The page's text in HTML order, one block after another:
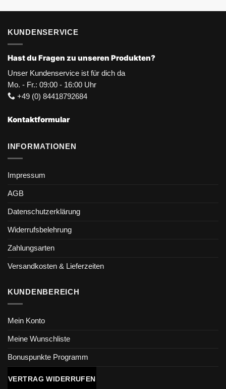
KUNDENSERVICE
Hast du Fragen zu unseren Produkten?
Unser Kundenservice ist für dich da
Mo. - Fr.: 09:00 - 16:00 Uhr
+49 (0) 84418792684
Kontaktformular
INFORMATIONEN
Impressum
AGB
Datenschutzerklärung
Widerrufsbelehrung
Zahlungsarten
Versandkosten & Lieferzeiten
KUNDENBEREICH
Mein Konto
Meine Wunschliste
Bonuspunkte Programm
VERTRAG WIDERRUFEN